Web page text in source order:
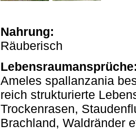
Nahrung:
Räuberisch
Ameles spallanzania
reich strukturierte
Trockenrasen,
Brachland, Waldränder